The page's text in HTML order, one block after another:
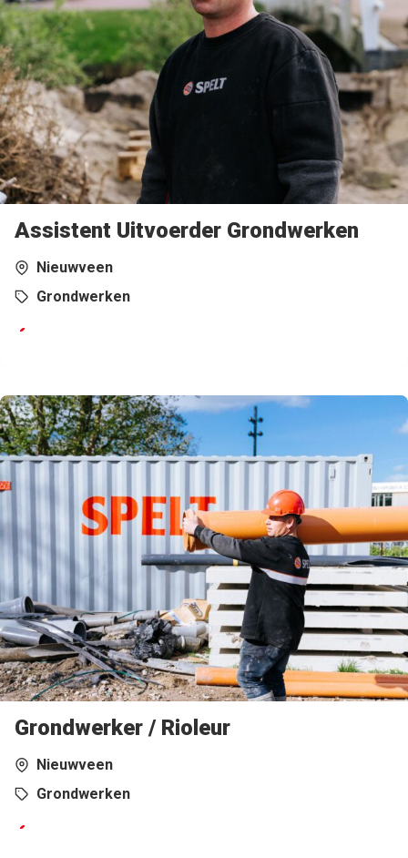
Assistent Uitvoerder Grondwerken
Nieuwveen
Grondwerken
Grondwerker / Rioleur
Nieuwveen
Grondwerken